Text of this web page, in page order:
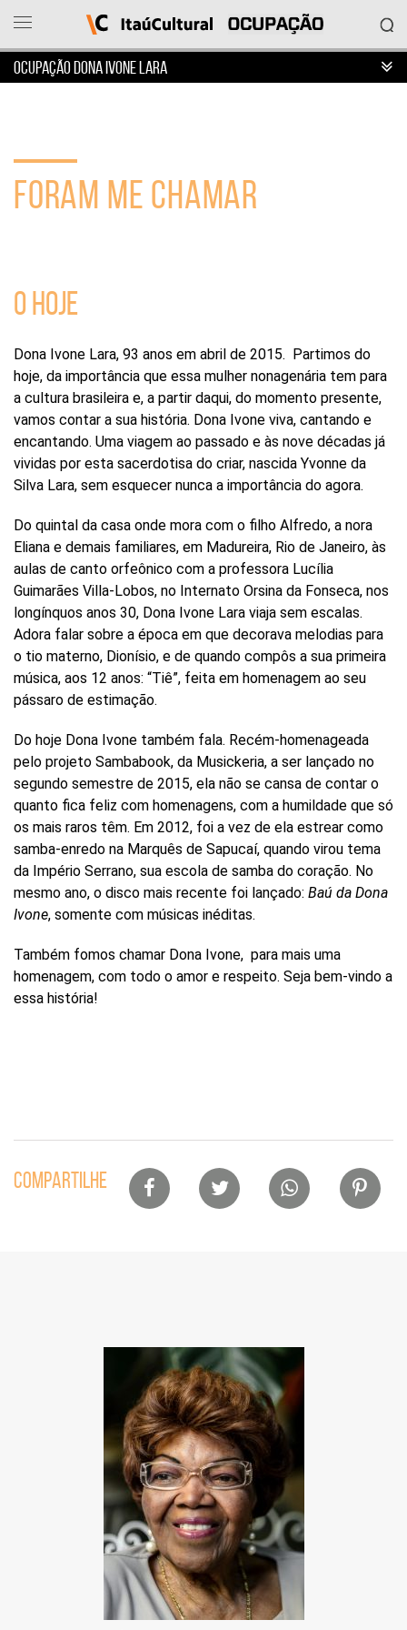
Ocupação
Cultural
que
ocupações
Sobre
projeto
Entrar
em
contato
Buscar
por
ocupação
tema
Itaú
Cultural
OCUPAÇÃO DONA IVONE LARA
FORAM ME CHAMAR
O HOJE
Dona Ivone Lara, 93 anos em abril de 2015. Partimos do
hoje, da importância que essa mulher nonagenária tem para
a cultura brasileira e, a partir daqui, do momento presente,
vamos contar a sua história. Dona Ivone viva, cantando e
encantando. Uma viagem ao passado e às nove décadas já
vividas por esta sacerdotisa do criar, nascida Yvonne da
Silva Lara, sem esquecer nunca a importância do agora.
Do quintal da casa onde mora com o filho Alfredo, a nora
Eliana e demais familiares, em Madureira, Rio de Janeiro, às
aulas de canto orfeônico com a professora Lucília
Guimarães Villa-Lobos, no Internato Orsina da Fonseca, nos
longínquos anos 30, Dona Ivone Lara viaja sem escalas.
Adora falar sobre a época em que decorava melodias para
o tio materno, Dionísio, e de quando compôs a sua primeira
música, aos 12 anos: “Tiê”, feita em homenagem ao seu
pássaro de estimação.
Do hoje Dona Ivone também fala. Recém-homenageada
pelo projeto Sambabook, da Musickeria, a ser lançado no
segundo semestre de 2015, ela não se cansa de contar o
quanto fica feliz com homenagens, com a humildade que só
os mais raros têm. Em 2012, foi a vez de ela estrear como
samba-enredo na Marquês de Sapucaí, quando virou tema
da Império Serrano, sua escola de samba do coração. No
mesmo ano, o disco mais recente foi lançado: Baú da Dona
Ivone, somente com músicas inéditas.
Também fomos chamar Dona Ivone, para mais uma
homenagem, com todo o amor e respeito. Seja bem-vindo a
essa história!
COMPARTILHELista